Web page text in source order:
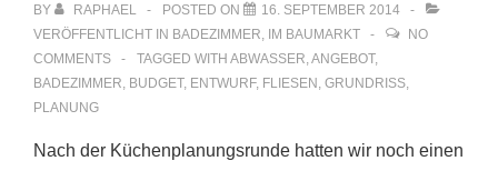
BY RAPHAEL POSTED ON
16. SEPTEMBER 2014
VERÖFFENTLICHT IN BADEZIMMER, IM BAUMARKT
NO
COMMENTS
TAGGED WITH ABWASSER,ANGEBOT,
BADEZIMMER, BUDGET, ENTWURF, FLIESEN , GRUNDRISS,
PLANUNG
Nach der Küchenplanungsrunde hatten wir noch einen